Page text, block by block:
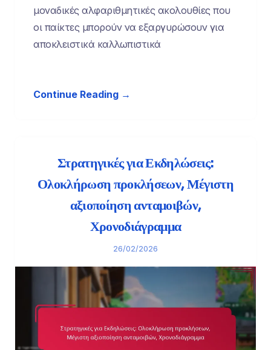
μοναδικές αλφαριθμητικές ακολουθίες που
οι παίκτες μπορούν να εξαργυρώσουν για
αποκλειστικά καλλωπιστικά
Continue Reading →
Στρατηγικές για Εκδηλώσεις:
Ολοκλήρωση προκλήσεων, Μέγιστη
αξιοποίηση ανταμοιβών,
Χρονοδιάγραμμα
26/02/2026